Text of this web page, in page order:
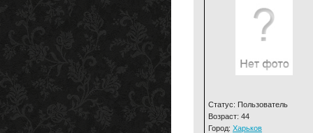
Статус: Пользователь
Возраст: 44
Город: Харьков